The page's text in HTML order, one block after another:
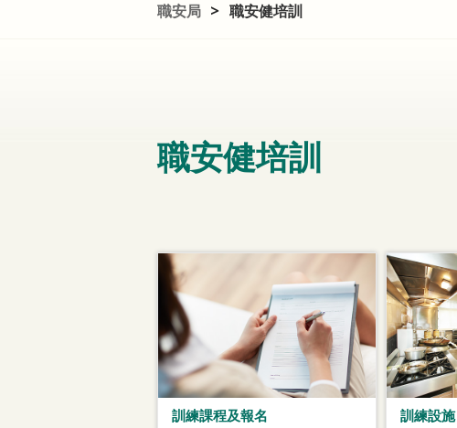
職安局 > 職安健培訓
職安健培訓
訓練課程及報名 訓練設施